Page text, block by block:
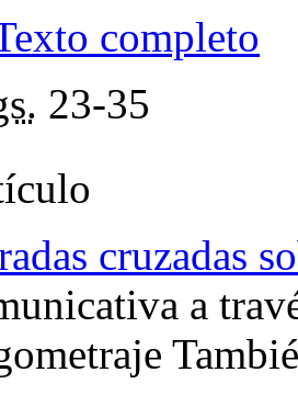
completo
23-35
cruzadas
a